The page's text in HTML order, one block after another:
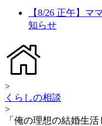
【8/26 正午】マ
知らせ
>
くらしの相談
>
「俺の理想の結婚生